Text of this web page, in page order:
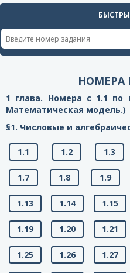
НОМЕРА
1 глава. Номера с 1.1 по
Математическая модель.)
§1. Числовые и
1.1 1.2 1.3
1.7 1.8 1.9
1.13 1.14 1.15
1.19 1.20 1.21
1.25 1.26 1.27